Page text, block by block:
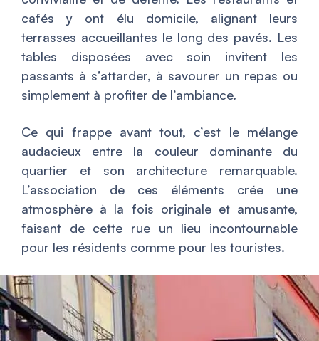
cafés y ont élu domicile, alignant leurs
terrasses accueillantes le long des pavés. Les
tables disposées avec soin invitent les
passants à s’attarder, à savourer un repas ou
simplement à profiter de l’ambiance.
Ce qui frappe avant tout, c’est le mélange
audacieux entre la couleur dominante du
quartier et son architecture remarquable.
L’association de ces éléments crée une
atmosphère à la fois originale et amusante,
faisant de cette rue un lieu incontournable
pour les résidents comme pour les touristes.